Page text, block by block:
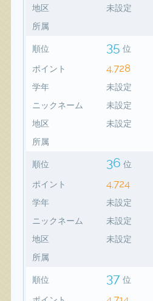
地区
未設定
所属
順位 35 位
ポイント 4,728
学年
未設定
ニックネーム
未設定
地区
未設定
所属
順位 36 位
ポイント 4,724
学年
未設定
ニックネーム
未設定
地区
未設定
所属
順位 37 位